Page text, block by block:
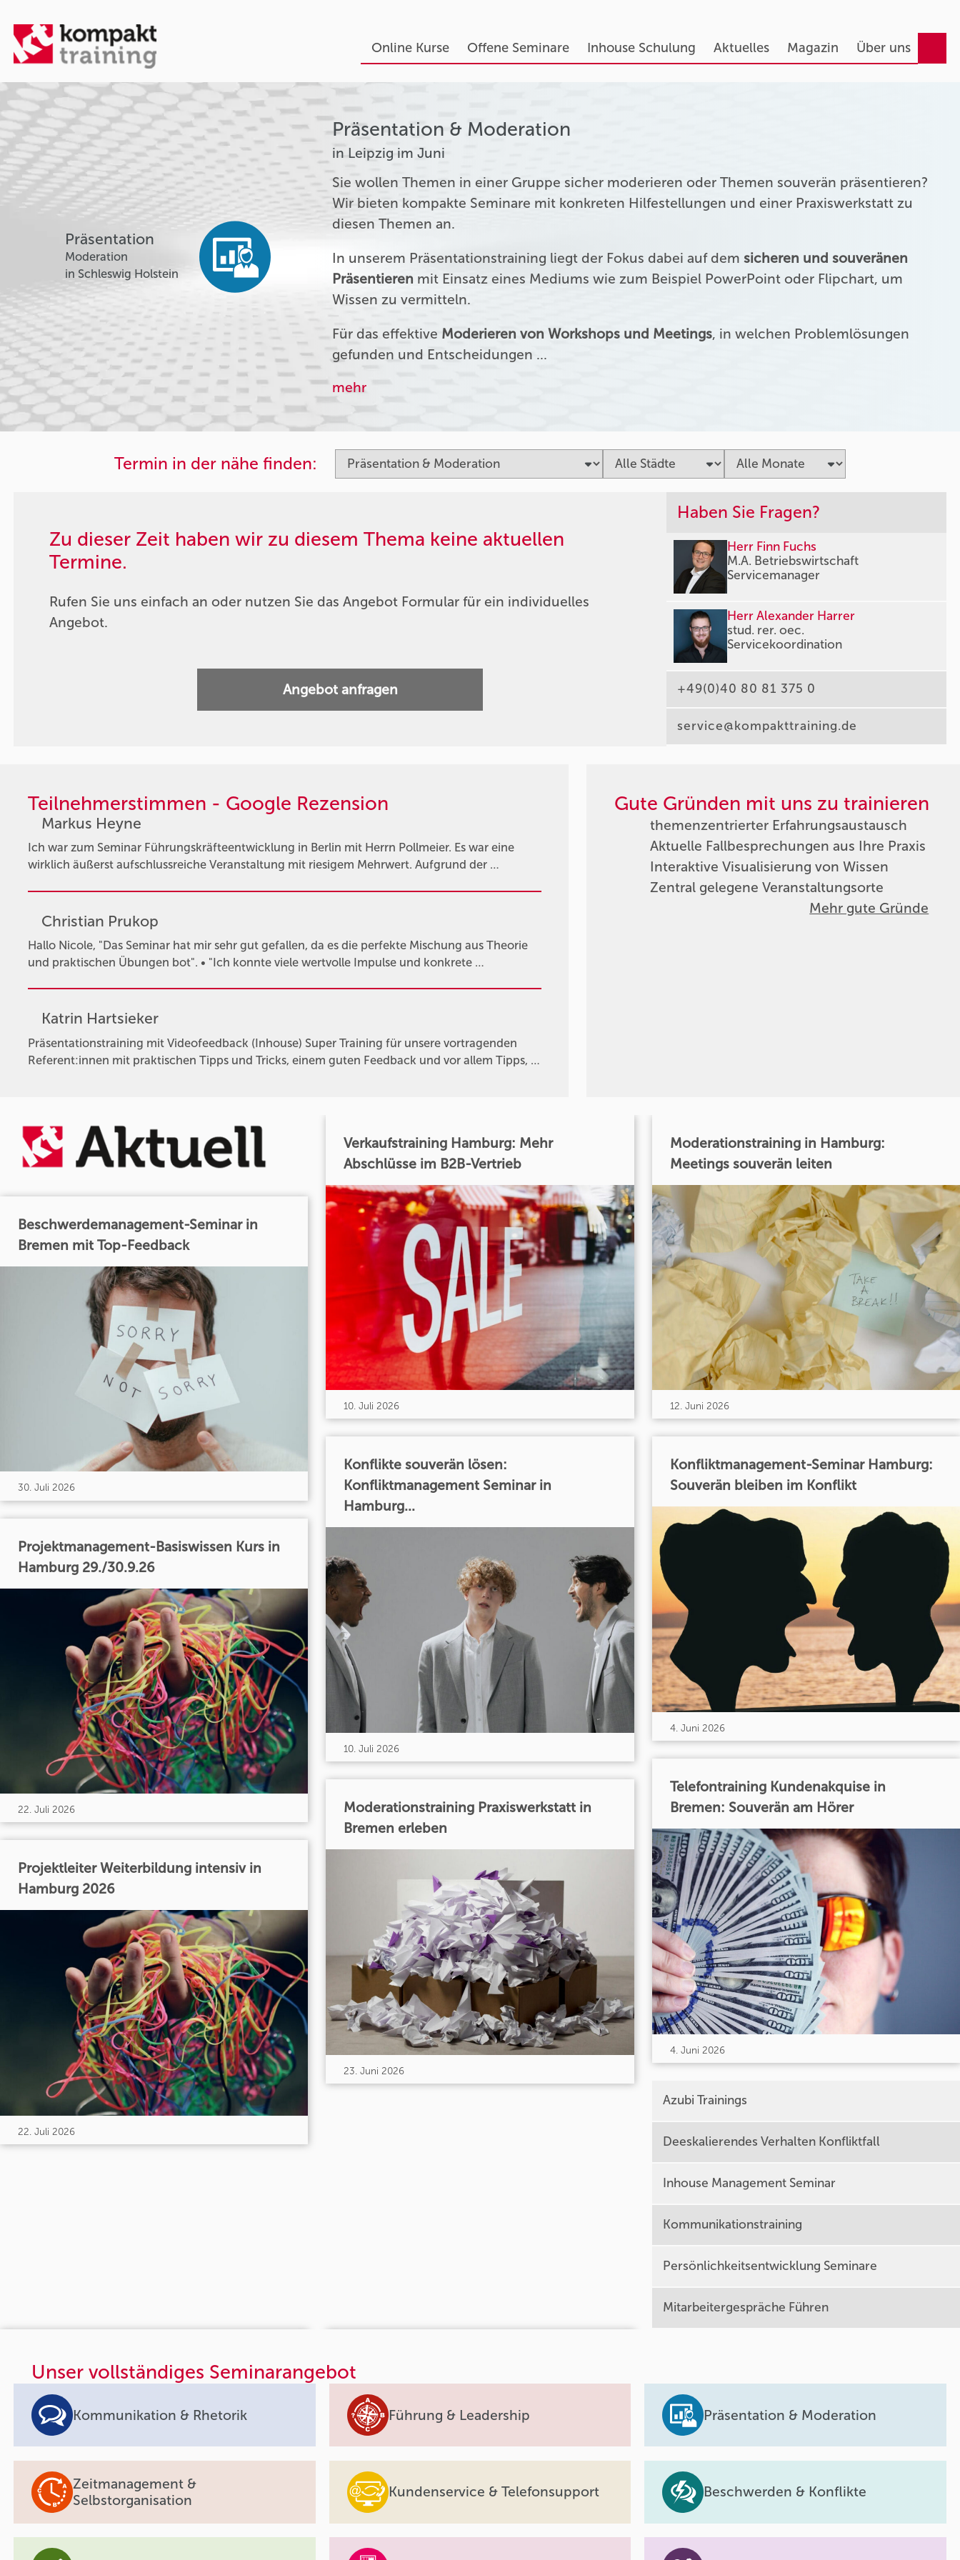
Online Kurse Offene Seminare Inhouse Schulung Aktuelles Magazin Über uns
Präsentation
Moderation
in Schleswig Holstein
Präsentation & Moderation
in Leipzig im Juni
Sie wollen Themen in einer Gruppe sicher moderieren oder Themen souverän präsentieren?
Wir bieten kompakte Seminare mit konkreten Hilfestellungen und einer Praxiswerkstatt zu
diesen Themen an.
In unserem Präsentationstraining liegt der Fokus dabei auf demsicheren und souveränen
Präsentieren mit Einsatz eines Mediums wie zum Beispiel PowerPoint oder Flipchart, um
Wissen zu vermitteln.
Für das effektive Moderieren von Workshops und Meetings, in welchen Problemlösungen
gefunden und Entscheidungen …
mehr
Termin in der nähe finden:
Zu dieser Zeit haben wir zu diesem Thema keine aktuellen
Termine.
Rufen Sie uns einfach an oder nutzen Sie das Angebot Formular für ein individuelles
Angebot.
Angebot anfragen
Haben Sie Fragen?
Herr Finn Fuchs
M.A. Betriebswirtschaft
Servicemanager
Herr Alexander Harrer
stud. rer. oec.
Servicekoordination
+49(0)40 80 81 375 0
service@kompakttraining.de
Teilnehmerstimmen - Google Rezension
Markus Heyne
Ich war zum Seminar Führungskräfteentwicklung in Berlin mit Herrn Pollmeier. Es war eine
wirklich äußerst aufschlussreiche Veranstaltung mit riesigem Mehrwert. Aufgrund der …
Christian Prukop
Hallo Nicole, "Das Seminar hat mir sehr gut gefallen, da es die perfekte Mischung aus Theorie
und praktischen Übungen bot". • "Ich konnte viele wertvolle Impulse und konkrete …
Katrin Hartsieker
Präsentationstraining mit Videofeedback (Inhouse) Super Training für unsere vortragenden
Referent:innen mit praktischen Tipps und Tricks, einem guten Feedback und vor allem Tipps, …
Gute Gründen mit uns zu trainieren
themenzentrierter Erfahrungsaustausch
Aktuelle Fallbesprechungen aus Ihre Praxis
Interaktive Visualisierung von Wissen
Zentral gelegene Veranstaltungsorte
Mehr gute Gründe
Beschwerdemanagement-Seminar in
Bremen mit Top-Feedback
30. Juli 2026
Projektmanagement-Basiswissen Kurs in
Hamburg 29./30.9.26
22. Juli 2026
Projektleiter Weiterbildung intensiv in
Hamburg 2026
22. Juli 2026
Verkaufstraining Hamburg: Mehr
Abschlüsse im B2B-Vertrieb
10. Juli 2026
Konflikte souverän lösen:
Konfliktmanagement Seminar in
Hamburg...
10. Juli 2026
Moderationstraining Praxiswerkstatt in
Bremen erleben
23. Juni 2026
Moderationstraining in Hamburg:
Meetings souverän leiten
12. Juni 2026
Konfliktmanagement-Seminar Hamburg:
Souverän bleiben im Konflikt
4. Juni 2026
Telefontraining Kundenakquise in
Bremen: Souverän am Hörer
4. Juni 2026
Azubi Trainings
Deeskalierendes Verhalten Konfliktfall
Inhouse Management Seminar
Kommunikationstraining
Persönlichkeitsentwicklung Seminare
Mitarbeitergespräche Führen
Unser vollständiges Seminarangebot
Kommunikation & Rhetorik Führung & Leadership Präsentation & Moderation
Zeitmanagement &
Selbstorganisation
Kundenservice & Telefonsupport Beschwerden & Konflikte